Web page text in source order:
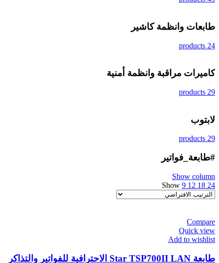
طابعات وانظمة كاشير
24 products
كاميرات مراقبة وانظمة أمنية
29 products
لابتوب
29 products
#طابعة_فواتير
Show column
Show 9 12 18 24
Compare
Quick view
Add to wishlist
طابعة Star TSP700II LAN الاحترافية للفواتير والتذاكر